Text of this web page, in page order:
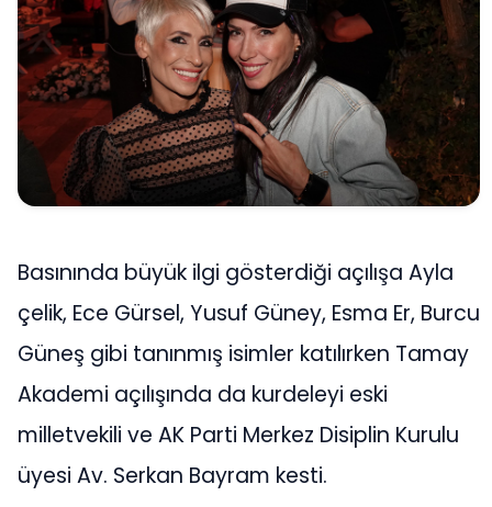
Basınında büyük ilgi gösterdiği açılışa Ayla
çelik, Ece Gürsel, Yusuf Güney, Esma Er, Burcu
Güneş gibi tanınmış isimler katılırken Tamay
Akademi açılışında da kurdeleyi eski
milletvekili ve AK Parti Merkez Disiplin Kurulu
üyesi Av. Serkan Bayram kesti.